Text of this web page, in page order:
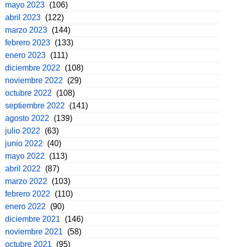
mayo 2023 (106)
abril 2023 (122)
marzo 2023 (144)
febrero 2023 (133)
enero 2023 (111)
diciembre 2022
(108)
noviembre 2022
(29)
octubre 2022
(108)
septiembre 2022
(141)
agosto 2022
(139)
julio 2022
(63)
junio 2022
(40)
mayo 2022
(113)
abril 2022
(87)
marzo 2022
(103)
febrero 2022
(110)
enero 2022
(90)
diciembre 2021
(146)
noviembre 2021
(58)
octubre 2021
(95)